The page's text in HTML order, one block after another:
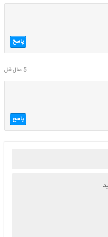
پاسخ
5 سال قبل
پاسخ